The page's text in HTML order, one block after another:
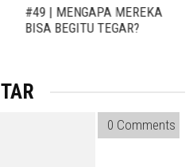
#49 | MENGAPA MEREKA
BISA BEGITU TEGAR?
0 Comments